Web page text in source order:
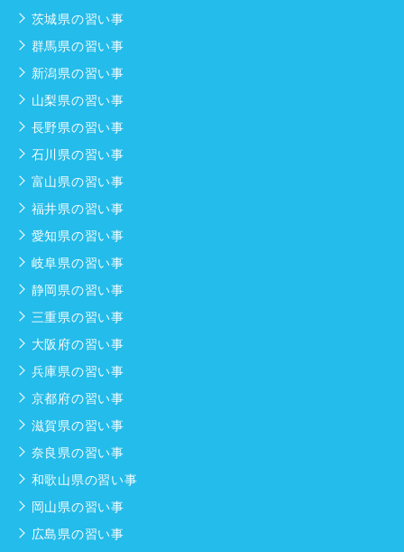
茨城県の習い事
群馬県の習い事
新潟県の習い事
山梨県の習い事
長野県の習い事
石川県の習い事
富山県の習い事
福井県の習い事
愛知県の習い事
岐阜県の習い事
静岡県の習い事
三重県の習い事
大阪府の習い事
兵庫県の習い事
京都府の習い事
滋賀県の習い事
奈良県の習い事
和歌山県の習い事
岡山県の習い事
広島県の習い事